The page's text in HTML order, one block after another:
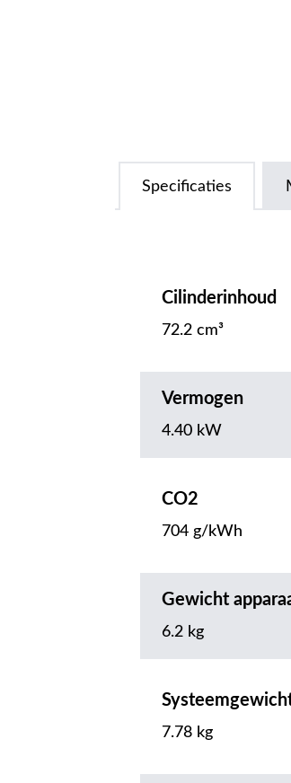
Specificaties
Cilinderinhoud
72.2 cm³
Vermogen
4.40 kW
CO2
704 g/kWh
Gewicht
6.2 kg
7.78 kg